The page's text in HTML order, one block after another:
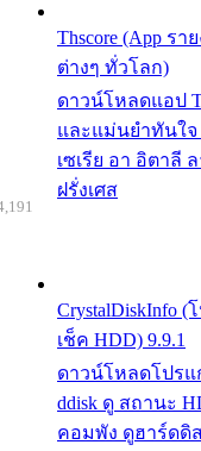
Thscore (App ร
ต่างๆ ทั่วโลก)
ดาวน์โหลดแอป
และแม่นยำทันใจ
เซเรีย อา อิตาลี
ฝรั่งเศส
CrystalDiskInfo (
เช็ค HDD) 9.9.1
ดาวน์โหลดโปรแ
ddisk ดู สถานะ
คอมพัง ดูฮาร์ดดิส